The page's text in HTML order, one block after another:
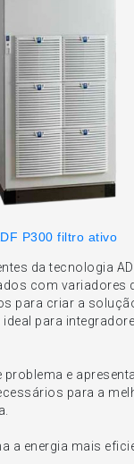
P300 filtro ativo
da tecnologia
com variadores
para criar a
para
problema e
para a
a energia mais